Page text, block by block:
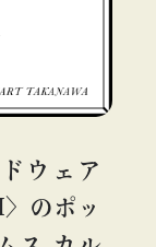
ムス ジャパン
#モノ・カルチャ
売 #漫画
ウェア
のポッ